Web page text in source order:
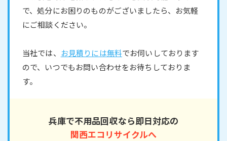
で、処分にお困りのものがございましたら、お気軽
にご相談ください。
当社では、 お見積りには無料でお伺いしております
ので、いつでもお問い合わせをお待ちしておりま
す。
兵庫で不用品回収なら即日対応の
関西エコリサイクルへ